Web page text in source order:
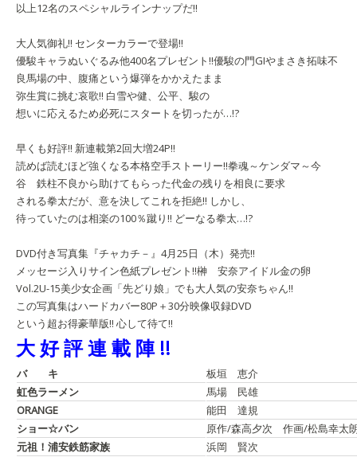
以上12名のスペシャルラインナップだ!!
大人気御礼!! センターカラーで登場!!
優駿キャラぬいぐるみ他400名プレゼント!!優駿の門GIやまさき拓味不
良馬場の中、腹痛という爆弾をかかえたまま
弥生賞に挑む哀歌!! 白雪や健、公平、駿の
想いに応えるため必死にスタートを切ったが…!?
早くも好評!! 新連載第2回大増24P!!
読めば読むほど強くなる本格空手ストーリー!!拳魂～ケンダマ～今
谷 鉄柱不良から助けてもらった代金の残りを相良に要求
される拳太だが、意を決してこれを拒絶!! しかし、
待っていたのは相楽の100％蹴り!! どーなる拳太…!?
DVD付き写真集『チャカチ－』4月25日（木）発売!!
メッセージ入りサイン色紙プレゼント!!榊 安奈アイドル金の卵
Vol.2U-15美少女企画「先どり娘」でも大人気の安奈ちゃん!!
この写真集はハードカバー80P＋30分映像収録DVD
という超お得豪華版!! 心して待て!!
大 好 評 連 載 陣 !!
バ キ
板垣 恵介
虹色ラーメン
馬場 民雄
ORANGE
能田 達規
ショー☆バン
原作/森高夕次 作画/松島幸太
元祖！浦安鉄筋家族
浜岡 賢次